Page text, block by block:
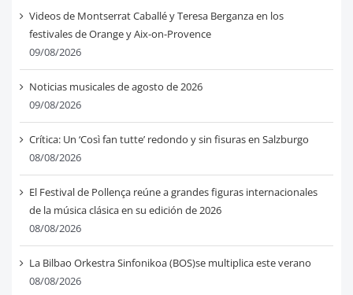
Videos de Montserrat Caballé y Teresa Berganza en los
festivales de Orange y Aix-on-Provence
09/08/2026
Noticias musicales de agosto de 2026
09/08/2026
Crítica: Un ‘Così fan tutte’ redondo y sin fisuras en Salzburgo
08/08/2026
El Festival de Pollença reúne a grandes figuras internacionales
de la música clásica en su edición de 2026
08/08/2026
La Bilbao Orkestra Sinfonikoa (BOS)se multiplica este verano
08/08/2026